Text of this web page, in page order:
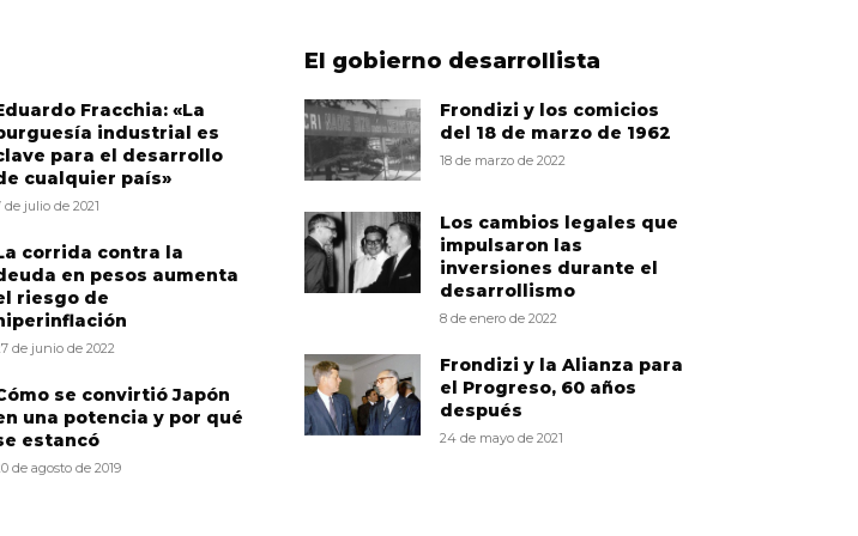
Fracchia: «La
industrial es
para el desarrollo
cualquier país»
de julio de 2021
corrida contra la
en pesos aumenta
riesgo de
de junio de 2022
se convirtió Japón
una potencia y por qué
estancó
de agosto de 2019
El gobierno desarrollista
Frondizi y los comicios
del 18 de marzo de 1962
18 de marzo de 2022
Los cambios legales que
impulsaron las
inversiones durante el
desarrollismo
8 de enero de 2022
Frondizi y la Alianza para
el Progreso, 60 años
después
24 de mayo de 2021